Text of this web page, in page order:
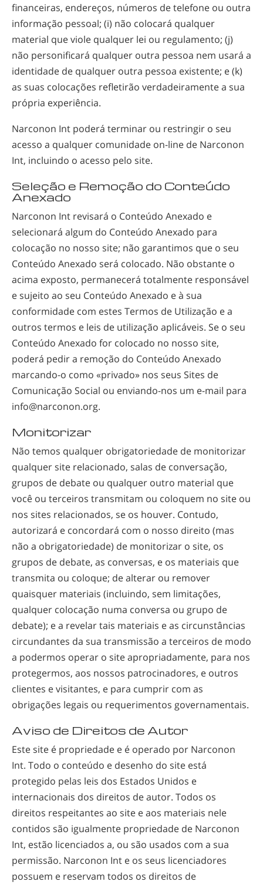
financeiras, endereços, números de telefone ou outra
informação pessoal; (i) não colocará qualquer
material que viole qualquer lei ou regulamento; (j)
não personificará qualquer outra pessoa nem usará a
identidade de qualquer outra pessoa existente; e (k)
as suas colocações refletirão verdadeiramente a sua
própria experiência.
Narconon Int poderá terminar ou restringir o seu
acesso a qualquer comunidade on-line de Narconon
Int, incluindo o acesso pelo site.
Seleção e Remoção do Conteúdo
Anexado
Narconon Int revisará o Conteúdo Anexado e
selecionará algum do Conteúdo Anexado para
colocação no nosso site; não garantimos que o seu
Conteúdo Anexado será colocado. Não obstante o
acima exposto, permanecerá totalmente responsável
e sujeito ao seu Conteúdo Anexado e à sua
conformidade com estes Termos de Utilização e a
outros termos e leis de utilização aplicáveis. Se o seu
Conteúdo Anexado for colocado no nosso site,
poderá pedir a remoção do Conteúdo Anexado
marcando-o como «privado» nos seus Sites de
Comunicação Social ou enviando-nos um e-mail para
info@narconon.org.
Monitorizar
Não temos qualquer obrigatoriedade de monitorizar
qualquer site relacionado, salas de conversação,
grupos de debate ou qualquer outro material que
você ou terceiros transmitam ou coloquem no site ou
nos sites relacionados, se os houver. Contudo,
autorizará e concordará com o nosso direito (mas
não a obrigatoriedade) de monitorizar o site, os
grupos de debate, as conversas, e os materiais que
transmita ou coloque; de alterar ou remover
quaisquer materiais (incluindo, sem limitações,
qualquer colocação numa conversa ou grupo de
debate); e a revelar tais materiais e as circunstâncias
circundantes da sua transmissão a terceiros de modo
a podermos operar o site apropriadamente, para nos
protegermos, aos nossos patrocinadores, e outros
clientes e visitantes, e para cumprir com as
obrigações legais ou requerimentos governamentais.
Aviso de Direitos de Autor
Este site é propriedade e é operado por Narconon
Int. Todo o conteúdo e desenho do site está
protegido pelas leis dos Estados Unidos e
internacionais dos direitos de autor. Todos os
direitos respeitantes ao site e aos materiais nele
contidos são igualmente propriedade de Narconon
Int, estão licenciados a, ou são usados com a sua
permissão. Narconon Int e os seus licenciadores
possuem e reservam todos os direitos de